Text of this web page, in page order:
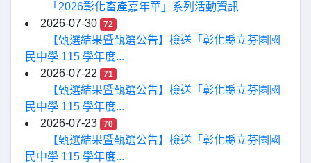
「2026彰化畜產嘉年華」系列活動資訊
2026-07-30
72
【甄選結果暨甄選公告】檢送「彰化縣立芬園國
民中學 115 學年度...
2026-07-22
71
【甄選結果暨甄選公告】檢送「彰化縣立芬園國
民中學 115 學年度...
2026-07-23
70
【甄選結果暨甄選公告】檢送「彰化縣立芬園國
民中學 115 學年度...